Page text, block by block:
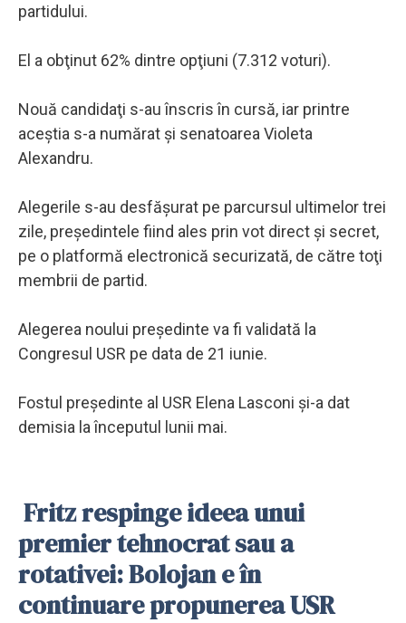
partidului.
El a obţinut 62% dintre opţiuni (7.312 voturi).
Nouă candidaţi s-au înscris în cursă, iar printre
aceştia s-a numărat şi senatoarea Violeta
Alexandru.
Alegerile s-au desfăşurat pe parcursul ultimelor trei
zile, preşedintele fiind ales prin vot direct şi secret,
pe o platformă electronică securizată, de către toţi
membrii de partid.
Alegerea noului preşedinte va fi validată la
Congresul USR pe data de 21 iunie.
Fostul preşedinte al USR Elena Lasconi şi-a dat
demisia la începutul lunii mai.
Fritz respinge ideea unui
premier tehnocrat sau a
rotativei: Bolojan e în
continuare propunerea USR